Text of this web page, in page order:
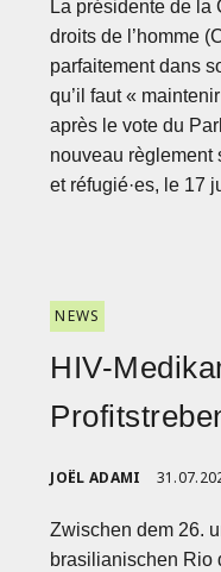
La présidente de la
droits de l’homme
parfaitement dans
qu’il faut «
après le vote du
nouveau règlement
et réfugié·es, le 17
NEWS
HIV-
JOËL ADAMI
Zwischen dem 26.
brasilianischen Rio